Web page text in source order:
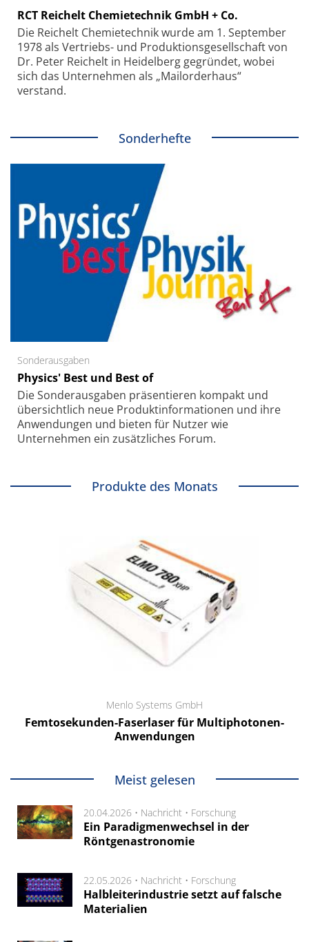
RCT Reichelt Chemietechnik GmbH + Co.
Die Reichelt Chemietechnik wurde am 1. September
1978 als Vertriebs- und Produktionsgesellschaft von
Dr. Peter Reichelt in Heidelberg gegründet, wobei
sich das Unternehmen als „Mailorderhaus“
verstand.
Sonderhefte
Sonderausgaben
Physics' Best und Best of
Die Sonder­ausgaben präsentieren kompakt und
übersichtlich neue Produkt­informationen und ihre
Anwendungen und bieten für Nutzer wie
Unternehmen ein zusätzliches Forum.
Produkte des Monats
Menlo Systems GmbH
Femtosekunden-Faserlaser für Multiphotonen-
Anwendungen
Meist gelesen
20.04.2026 • Nachricht • Forschung
Ein Paradigmenwechsel in der
Röntgenastronomie
22.05.2026 • Nachricht • Forschung
Halbleiterindustrie setzt auf falsche
Materialien